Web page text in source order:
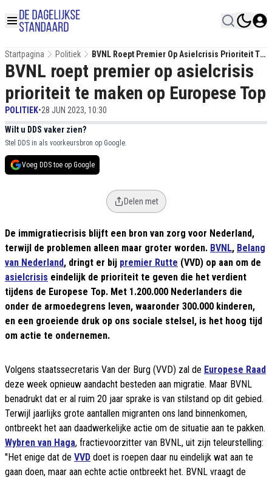
Startpagina Politiek
BVNL Roept Premier Op Asielcrisis Prioriteit Te
Maken Op Europese Top
BVNL roept premier op asielcrisis
prioriteit te maken op Europese Top
POLITIEK•28 JUN 2023, 10:30
Wilt u DDS vaker zien?
Stel DDS in als voorkeursbron op Google.
Voeg DDS toe op Google
Delen met
De immigratiecrisis blijft een bron van zorg voor Nederland,
terwijl de problemen alleen maar groter worden. BVNL, Belang
van Nederland, dringt er bij premier Rutte (VVD) op aan om de
asielcrisis eindelijk de prioriteit te geven die het verdient
tijdens de Europese Top. Met 1.200.000 Nederlanders die
onder de armoedegrens leven, waaronder 300.000 kinderen,
en een groeiende druk op ons sociale stelsel, is het hoog tijd
om actie te ondernemen.
Volgens staatssecretaris Van der Burg (VVD) zal de Europese Raad
deze week opnieuw aandacht besteden aan migratie. Maar BVNL
benadrukt dat er al ruim 20 jaar sprake is van stilstand op dit gebied.
Terwijl jaarlijks grote aantallen migranten ons land binnenkomen,
ontbreekt het aan daadwerkelijke actie om de situatie aan te pakken.
Wybren van Haga, fractievoorzitter van BVNL, uit zijn teleurstelling:
''Het enige dat de VVD doet is roepen daar nu eindelijk wat aan te
gaan doen, maar aan echte actie ontbreekt het. BVNL vraagt de